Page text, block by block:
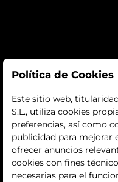
Subastas
subastas
histórico
La empresa
quiénes somos
Política de Cookies
Este sitio web, titularidad
S.L., utiliza cookies
preferencias, así como
publicidad para mejorar
ofrecer anuncios
cookies con fines
necesarias para el